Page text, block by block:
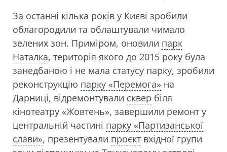
За останні кілька років у Києві зробили
облагородили та облаштували чимало
зелених зон. Приміром, оновили парк
Наталка, територія якого до 2015 року була
занедбаною і не мала статусу парку, зробили
реконструкцію парку «Перемога» на
Дарниці, відремонтували сквер біля
кінотеатру «Жовтень», завершили ремонт у
центральній частині парку «Партизанської
слави», презентували проєкт вхідної групи